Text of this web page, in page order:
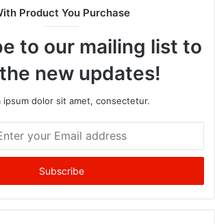
Product You Purchase
to our mailing list to
new updates!
ipsum dolor sit amet, consectetur.